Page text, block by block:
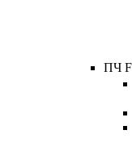
ПЧ